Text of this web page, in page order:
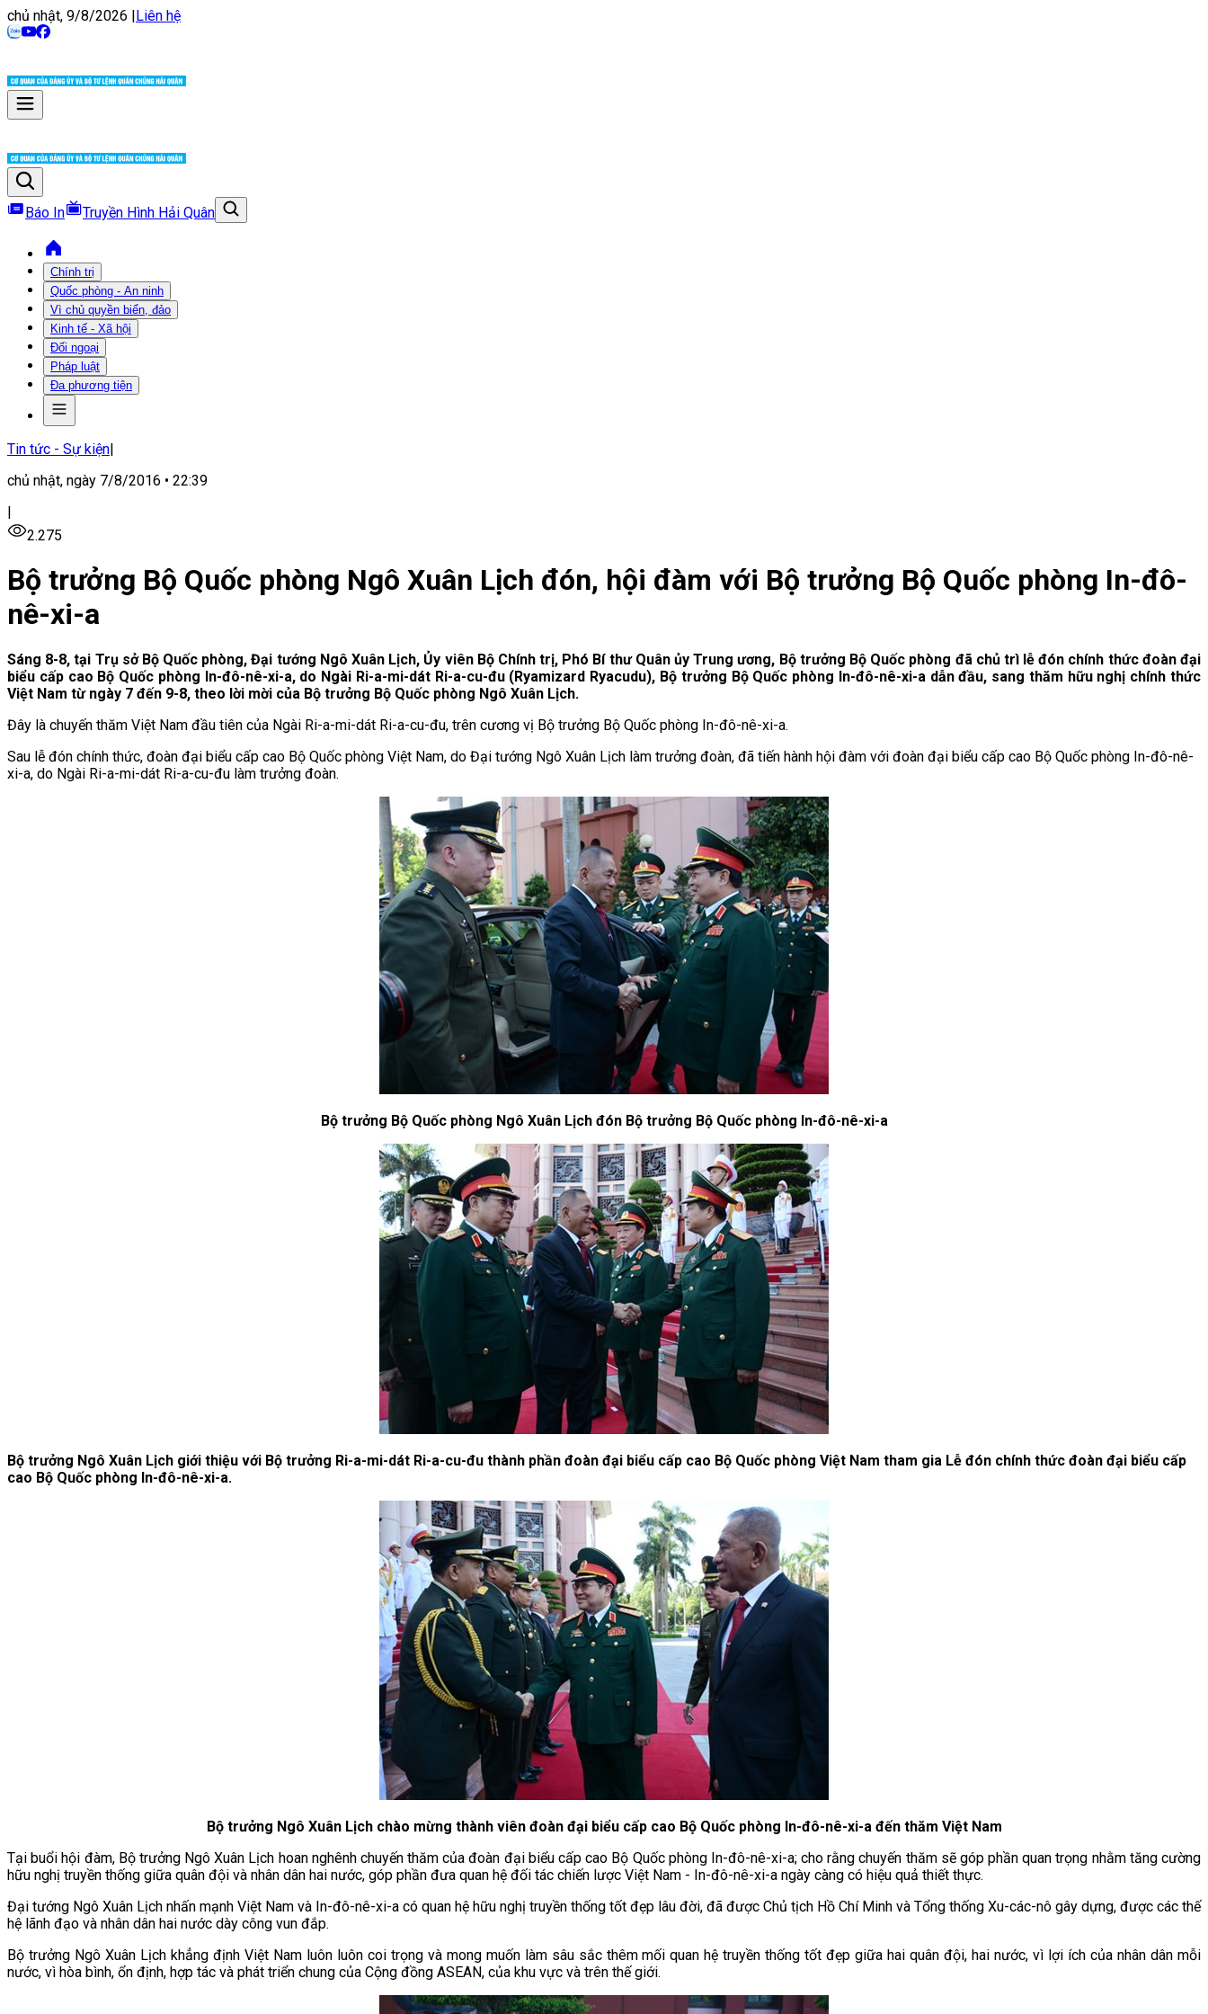
chủ nhật, 9/8/2026 |Liên hệ
Báo In Truyền Hình Hải Quân
Chính trị
Quốc phòng - An ninh
Vì chủ quyền biển, đảo
Kinh tế - Xã hội
Đối ngoại
Pháp luật
Đa phương tiện
Tin tức - Sự kiện|
chủ nhật, ngày 7/8/2016 • 22:39
|
2.275
Bộ trưởng Bộ Quốc phòng Ngô Xuân Lịch đón, hội đàm với Bộ trưởng Bộ Quốc phòng In-đô-
nê-xi-a
Sáng 8-8, tại Trụ sở Bộ Quốc phòng, Đại tướng Ngô Xuân Lịch, Ủy viên Bộ Chính trị, Phó Bí thư Quân ủy Trung ương, Bộ trưởng Bộ Quốc phòng đã chủ trì lễ đón chính thức đoàn đại
biểu cấp cao Bộ Quốc phòng In-đô-nê-xi-a, do Ngài Ri-a-mi-dát Ri-a-cu-đu (Ryamizard Ryacudu), Bộ trưởng Bộ Quốc phòng In-đô-nê-xi-a dẫn đầu, sang thăm hữu nghị chính thức
Việt Nam từ ngày 7 đến 9-8, theo lời mời của Bộ trưởng Bộ Quốc phòng Ngô Xuân Lịch.
Đây là chuyến thăm Việt Nam đầu tiên của Ngài Ri-a-mi-dát Ri-a-cu-đu, trên cương vị Bộ trưởng Bộ Quốc phòng In-đô-nê-xi-a.
Sau lễ đón chính thức, đoàn đại biểu cấp cao Bộ Quốc phòng Việt Nam, do Đại tướng Ngô Xuân Lịch làm trưởng đoàn, đã tiến hành hội đàm với đoàn đại biểu cấp cao Bộ Quốc phòng In-đô-nê-
xi-a, do Ngài Ri-a-mi-dát Ri-a-cu-đu làm trưởng đoàn.
Bộ trưởng Bộ Quốc phòng Ngô Xuân Lịch đón Bộ trưởng Bộ Quốc phòng In-đô-nê-xi-a
Bộ trưởng Ngô Xuân Lịch giới thiệu với Bộ trưởng Ri-a-mi-dát Ri-a-cu-đu thành phần đoàn đại biểu cấp cao Bộ Quốc phòng Việt Nam tham gia Lễ đón chính thức đoàn đại biểu cấp
cao Bộ Quốc phòng In-đô-nê-xi-a.
Bộ trưởng Ngô Xuân Lịch chào mừng thành viên đoàn đại biểu cấp cao Bộ Quốc phòng In-đô-nê-xi-a đến thăm Việt Nam
Tại buổi hội đàm, Bộ trưởng Ngô Xuân Lịch hoan nghênh chuyến thăm của đoàn đại biểu cấp cao Bộ Quốc phòng In-đô-nê-xi-a; cho rằng chuyến thăm sẽ góp phần quan trọng nhằm tăng cường
hữu nghị truyền thống giữa quân đội và nhân dân hai nước, góp phần đưa quan hệ đối tác chiến lược Việt Nam - In-đô-nê-xi-a ngày càng có hiệu quả thiết thực.
Đại tướng Ngô Xuân Lịch nhấn mạnh Việt Nam và In-đô-nê-xi-a có quan hệ hữu nghị truyền thống tốt đẹp lâu đời, đã được Chủ tịch Hồ Chí Minh và Tổng thống Xu-các-nô gây dựng, được các thế
hệ lãnh đạo và nhân dân hai nước dày công vun đắp.
Bộ trưởng Ngô Xuân Lịch khẳng định Việt Nam luôn luôn coi trọng và mong muốn làm sâu sắc thêm mối quan hệ truyền thống tốt đẹp giữa hai quân đội, hai nước, vì lợi ích của nhân dân mỗi
nước, vì hòa bình, ổn định, hợp tác và phát triển chung của Cộng đồng ASEAN, của khu vực và trên thế giới.